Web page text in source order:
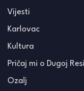
Vijesti
Karlovac
Kultura
Pričaj mi o Dugoj Resi
Ozalj